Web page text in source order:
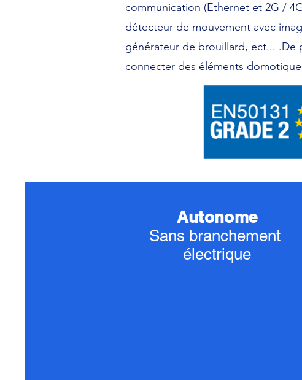
communication (Ethernet et 2G /
détecteur de mouvement avec
générateur de brouillard, ect... .De
connecter des éléments
Autonome
Sans branchement
électrique